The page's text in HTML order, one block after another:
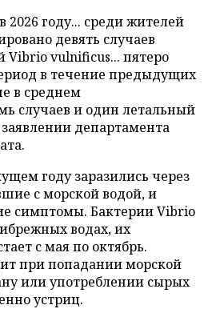
году... среди жителей
девять случаев
Vibrio vulnificus... пятеро
в течение предыдущих
в среднем
случаев и один летальный
заявлении департамента
году заразились через
с морской водой, и
симптомы. Бактерии Vibrio
водах, их
с мая по октябрь.
при попадании морской
или употреблении сырых
устриц.